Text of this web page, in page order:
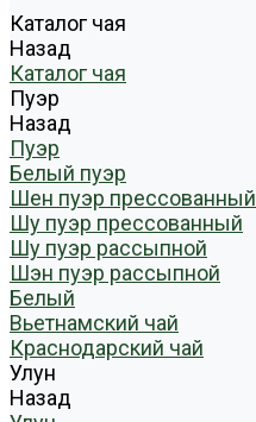
Каталог чая
Назад
Каталог чая
Пуэр
Назад
Пуэр
Белый пуэр
Шен пуэр прессованный
Шу пуэр прессованный
Шу пуэр рассыпной
Шэн пуэр рассыпной
Белый
Вьетнамский чай
Краснодарский чай
Улун
Назад